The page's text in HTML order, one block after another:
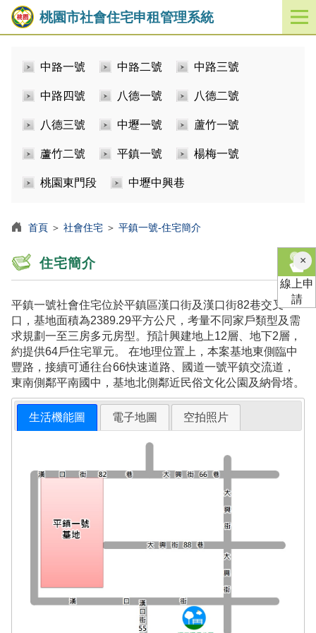
桃園市社會住宅申租管理系統
開
啟
中路一號 中路二號 中路三號
中路四號 八德一號 八德二號
八德三號 中壢一號 蘆竹一號
蘆竹二號 平鎮一號 楊梅一號
桃園東門段 中壢中興巷
首頁 ＞ 社會住宅 ＞ 平鎮一號-住宅簡介
住宅簡介
平鎮一號社會住宅位於平鎮區漢口街及漢口街82巷交叉
口，基地面積為2389.29平方公尺，考量不同家戶類型及需
求規劃一至三房多元房型。預計興建地上12層、地下2層，
約提供64戶住宅單元。 在地理位置上，本案基地東側臨中
豐路，接續可通往台66快速道路、國道一號平鎮交流道，
東南側鄰平南國中，基地北側鄰近民俗文化公園及納骨塔。
生活機能圖 電子地圖 空拍照片
×關
閉
線上申
請